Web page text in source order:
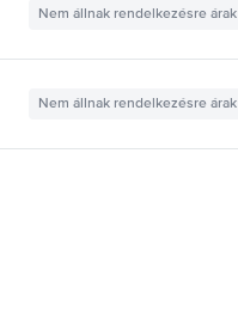
Nem állnak rendelkezésre árak
Nem állnak rendelkezésre árak